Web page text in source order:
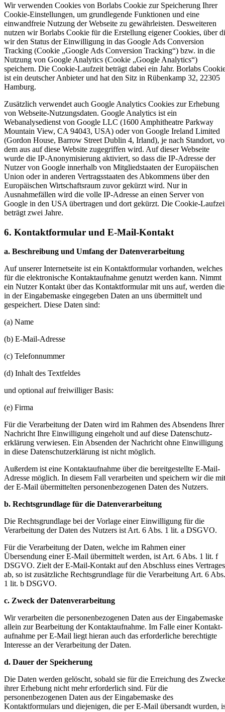
Wir verwenden Cookies von Borlabs Cookie zur Speicherung Ihrer
Cookie-Einstellungen, um grundlegende Funktionen und eine
einwandfreie Nutzung der Webseite zu gewährleisten. Desweiteren
nutzen wir Borlabs Cookie für die Erstellung eigener Cookies, über
wir den Status der Einwilligung in das Google Ads Conversion
Tracking (Cookie „Google Ads Conversion Tracking“) bzw. in die
Nutzung von Google Analytics (Cookie „Google Analytics“)
speichern. Die Cookie-Laufzeit beträgt dabei ein Jahr. Borlabs
ist ein deutscher Anbieter und hat den Sitz in Rübenkamp 32, 22305
Hamburg.
Zusätzlich verwendet auch Google Analytics Cookies zur Erhebung
von Webseite-Nutzungsdaten. Google Analytics ist ein
Webanalysedienst von Google LLC (1600 Amphitheatre Parkway
Mountain View, CA 94043, USA) oder von Google Ireland Limited
(Gordon House, Barrow Street Dublin 4, Irland), je nach Standort,
dem aus auf diese Website zugegriffen wird. Auf dieser Webseite
wurde die IP-Anonymisierung aktiviert, so dass die IP-Adresse der
Nutzer von Google innerhalb von Mitgliedstaaten der Europäischen
Union oder in anderen Vertragsstaaten des Abkommens über den
Europäischen Wirtschaftsraum zuvor gekürzt wird. Nur in
Ausnahmefällen wird die volle IP-Adresse an einen Server von
Google in den USA übertragen und dort gekürzt. Die Cookie-
beträgt zwei Jahre.
6. Kontaktformular und E-Mail-Kontakt
a. Beschreibung und Umfang der Datenverarbeitung
Auf unserer Internetseite ist ein Kontaktformular vorhanden, welches
für die elektronische Kontaktaufnahme genutzt werden kann. Nimmt
ein Nutzer Kontakt über das Kontaktformular mit uns auf, werden die
in der Eingabemaske eingegeben Daten an uns übermittelt und
gespeichert. Diese Daten sind:
(a) Name
(b) E-Mail-Adresse
(c) Telefonnummer
(d) Inhalt des Textfeldes
und optional auf freiwilliger Basis:
(e) Firma
Für die Verarbeitung der Daten wird im Rahmen des Absendens Ihrer
Nachricht Ihre Einwilligung eingeholt und auf diese Datenschutz-
erklärung verwiesen. Ein Absenden der Nachricht ohne Einwilligung
in diese Datenschutzerklärung ist nicht möglich.
Außerdem ist eine Kontaktaufnahme über die bereitgestellte E-Mail-
Adresse möglich. In diesem Fall verarbeiten und speichern wir die mit
der E-Mail übermittelten personenbezogenen Daten des Nutzers.
b. Rechtsgrundlage für die Datenverarbeitung
Die Rechtsgrundlage bei der Vorlage einer Einwilligung für die
Verarbeitung der Daten des Nutzers ist Art. 6 Abs. 1 lit. a DSGVO.
Für die Verarbeitung der Daten, welche im Rahmen einer
Übersendung einer E-Mail übermittelt werden, ist Art. 6 Abs. 1 lit. f
DSGVO. Zielt der E-Mail-Kontakt auf den Abschluss eines Vertrages
ab, so ist zusätzliche Rechtsgrundlage für die Verarbeitung Art. 6 Abs.
1 lit. b DSGVO.
c. Zweck der Datenverarbeitung
Wir verarbeiten die personenbezogenen Daten aus der Eingabemaske
allein zur Bearbeitung der Kontaktaufnahme. Im Falle einer Kontakt-
aufnahme per E-Mail liegt hieran auch das erforderliche berechtigte
Interesse an der Verarbeitung der Daten.
d. Dauer der Speicherung
Die Daten werden gelöscht, sobald sie für die Erreichung des
ihrer Erhebung nicht mehr erforderlich sind. Für die
personenbezogenen Daten aus der Eingabemaske des
Kontaktformulars und diejenigen, die per E-Mail übersandt wurden,